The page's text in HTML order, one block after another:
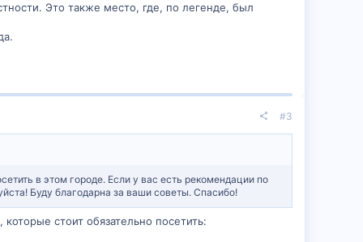
Это также место, где, по легенде, был
#3
в этом городе. Если у вас есть рекомендации по
Буду благодарна за ваши советы. Спасибо!
стоит обязательно посетить: